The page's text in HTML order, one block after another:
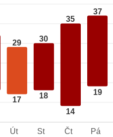
29
17
30
18
35
14
37
19
Út St Čt Pá